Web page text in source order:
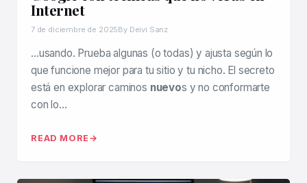
Internet
7 de diciembre de 2025By Deivi Sanz
…usando. Prueba algunas (o todas) y ajusta según lo
que funcione mejor para tu sitio y tu nicho. El secreto
está en explorar caminos nuevos y no conformarte
con lo…
READ MORE